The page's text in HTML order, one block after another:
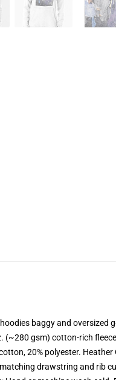
baggy and oversized
(~280 gsm) cotton-rich fleece
20% polyester.
drawstring and rib